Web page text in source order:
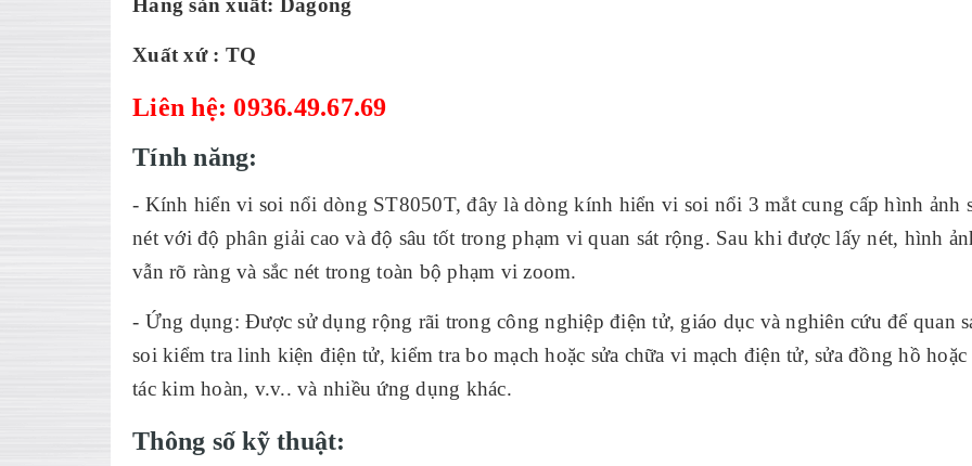
Hãng sản xuất: Dagong
Xuất xứ : TQ
Liên hệ: 0936.49.67.69
Tính năng:
- Kính hiển vi soi nổi dòng ST8050T, đây là dòng kính hiển vi soi nổi 3 mắt cung cấp hình ảnh
nét với độ phân giải cao và độ sâu tốt trong phạm vi quan sát rộng. Sau khi được lấy nét, hình
vẫn rõ ràng và sắc nét trong toàn bộ phạm vi zoom.
- Ứng dụng: Được sử dụng rộng rãi trong công nghiệp điện tử, giáo dục và nghiên cứu để quan
soi kiểm tra linh kiện điện tử, kiểm tra bo mạch hoặc sửa chữa vi mạch điện tử, sửa đồng hồ hoặc
tác kim hoàn, v.v.. và nhiều ứng dụng khác.
Thông số kỹ thuật: